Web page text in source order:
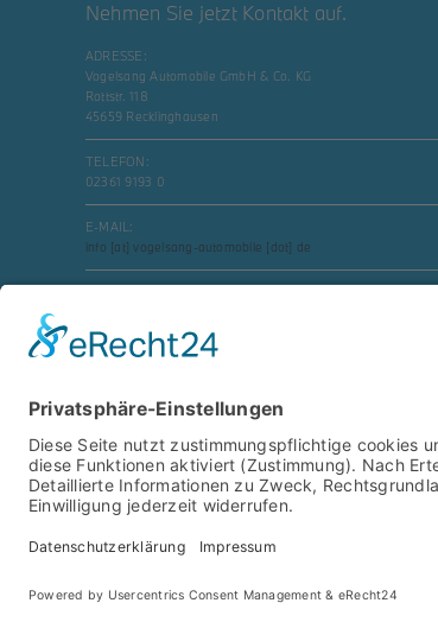
Nehmen Sie jetzt Kontakt auf.
ADRESSE:
Vogelsang Automobile GmbH & Co. KG
Rottstr. 118
45659 Recklinghausen
TELEFON:
02361 9193 0
E-MAIL:
info [at] vogelsang-automobile [dot] de